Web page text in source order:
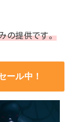
の提供です。
ール中！